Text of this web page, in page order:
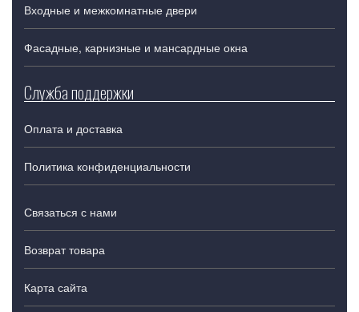
Входные и межкомнатные двери
Фасадные, карнизные и мансардные окна
Служба поддержки
Оплата и доставка
Политика конфиденциальности
Связаться с нами
Возврат товара
Карта сайта